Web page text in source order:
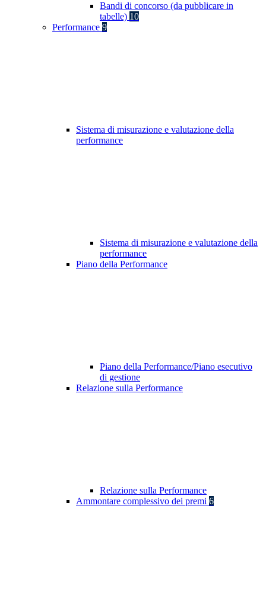
Bandi di concorso (da pubblicare in
tabelle) 10
Performance 9
Sistema di misurazione e valutazione della
performance
Sistema di misurazione e valutazione della
performance
Piano della Performance
Piano della Performance/Piano esecutivo
di gestione
Relazione sulla Performance
Relazione sulla Performance
Ammontare complessivo dei premi 6